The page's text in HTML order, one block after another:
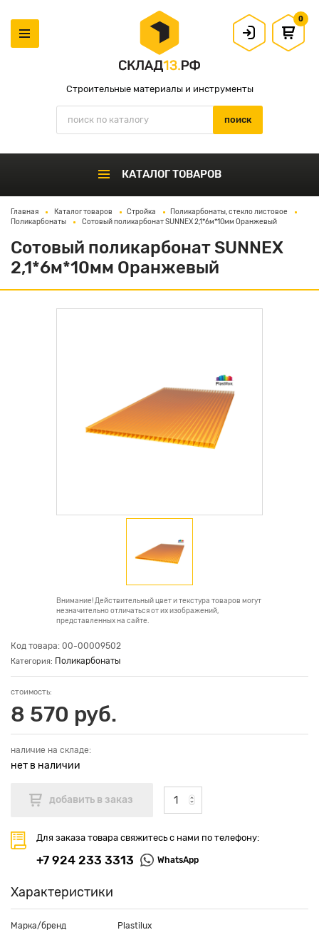
Строительные материалы и инструменты
0
КАТАЛОГ ТОВАРОВ
Главная Каталог товаров Стройка
Поликарбонаты, стекло листовое
Поликарбонаты
Сотовый поликарбонат SUNNEX 2,1*6м*10мм Оранжевый
Сотовый поликарбонат SUNNEX
2,1*6м*10мм Оранжевый
Внимание! Действительный цвет и текстура товаров могут
незначительно отличаться от их изображений,
представленных на сайте.
Код товара: 00-00009502
Категория: Поликарбонаты
стоимость:
8 570 руб.
наличие на складе:
нет в наличии
Для заказа товара свяжитесь с нами по телефону:
+7 924 233 3313 WhatsApp
Характеристики
Марка/бренд
Plastilux